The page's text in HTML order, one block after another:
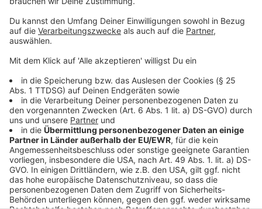
Tote Wildvögel wie Wasservögel, Greifvögel oder
Rabenvögel sollen ebenfalls gemeldet werden. Das
Veterinäramt ist erreichbar unter Telefon 0271/333-
1120 oder per Mail anveterinaeramt@siegen-
Anzeige
Anzeige